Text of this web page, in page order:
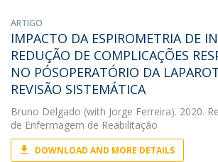
ARTIGO
IMPACTO DA ESPIROMETRIA DE
REDUÇÃO DE COMPLICAÇÕES
NO PÓSOPERATÓRIO DA
REVISÃO SISTEMÁTICA
Bruno Delgado (with Jorge Ferreira). 2020.
de Enfermagem de Reabilitação
DOWNLOAD AND MORE DETAILS